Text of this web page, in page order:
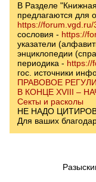
В Разделе
предлагаются для
https://forum.vgd.ru/
сословия - https://
указатели
энциклопедии
периодика - https://
гос. источники
ПРАВОВОЕ
В КОНЦЕ XVIII –
Секты и расколы
НЕ НАДО
Для ваших